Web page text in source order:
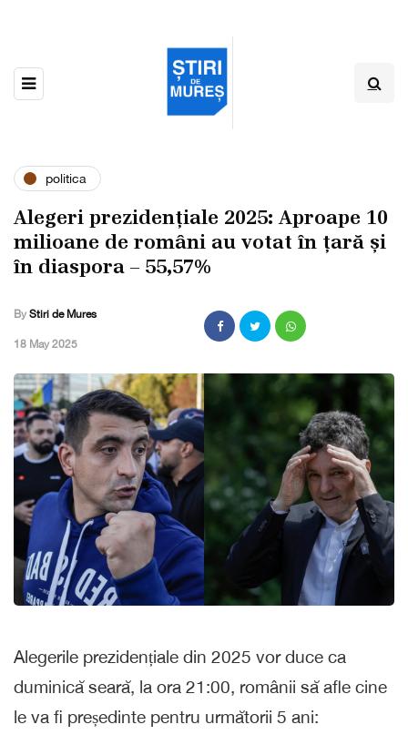
politica
Alegeri prezidențiale 2025: Aproape 10
milioane de români au votat în țară și
în diaspora – 55,57%
By Stiri de Mures
,18 May 2025
Alegerile prezidențiale din 2025 vor duce ca
duminică seară, la ora 21:00, românii să afle cine
le va fi președinte pentru următorii 5 ani: